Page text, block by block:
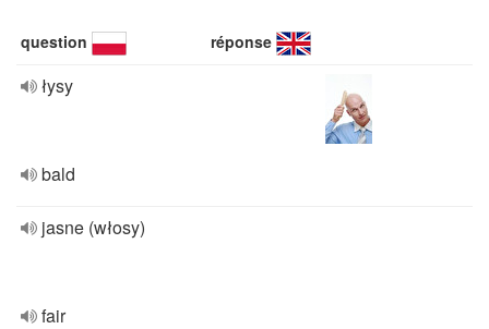
question réponse
łysy
bald
jasne (włosy)
fair